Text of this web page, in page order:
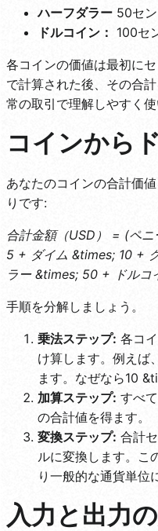
ハーフダラー 50セ
ドルコイン： 100セ
各コインの価値は最初に
で計算された後、その合
常の取引で理解しやすく使
コインから
あなたのコインの合計価
りです:
合計金額（USD） = (ペ
5 + ダイム &times; 10 +
ラー &times; 50 + ドル
手順を分解しましょう。
乗法ステップ: 各コ
け算します。例えば
ます。なぜなら10
加算ステップ: すべ
の合計値を得ます。
変換ステップ: 合計
ルに変換します。こ
り一般的な通貨単位
入力と出力